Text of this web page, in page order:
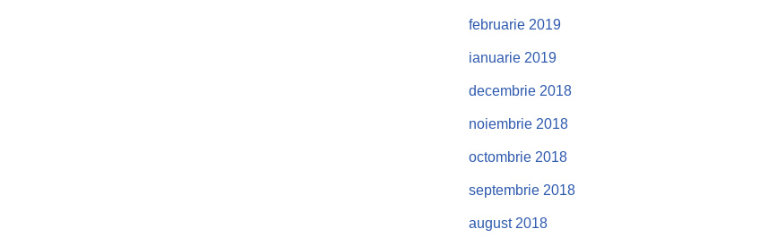
februarie 2019
ianuarie 2019
decembrie 2018
noiembrie 2018
octombrie 2018
septembrie 2018
august 2018